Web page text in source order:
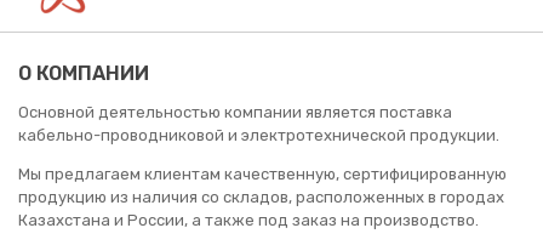
О КОМПАНИИ
Основной деятельностью компании является поставка
кабельно-проводниковой и электротехнической продукции.
Мы предлагаем клиентам качественную, сертифицированную
продукцию из наличия со складов, расположенных в городах
Казахстана и России, а также под заказ на производство.